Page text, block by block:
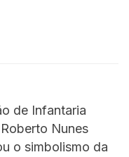
de Infantaria
Nunes
o simbolismo da